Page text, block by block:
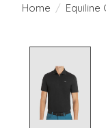
Home / Equiline